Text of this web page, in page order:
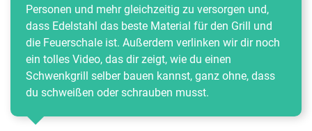
Personen und mehr gleichzeitig zu versorgen und,
dass Edelstahl das beste Material für den Grill und
die Feuerschale ist. Außerdem verlinken wir dir noch
ein tolles Video, das dir zeigt, wie du einen
Schwenkgrill selber bauen kannst, ganz ohne, dass
du schweißen oder schrauben musst.